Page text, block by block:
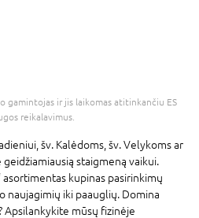
gamintojas ir jis laikomas atitinkančiu ES
reikalavimus.
šv. Kalėdoms, šv. Velykoms ar
geidžiamiausią staigmeną vaikui.
asortimentas kupinas pasirinkimų
naujagimių iki paauglių. Domina
Apsilankykite mūsų fizinėje